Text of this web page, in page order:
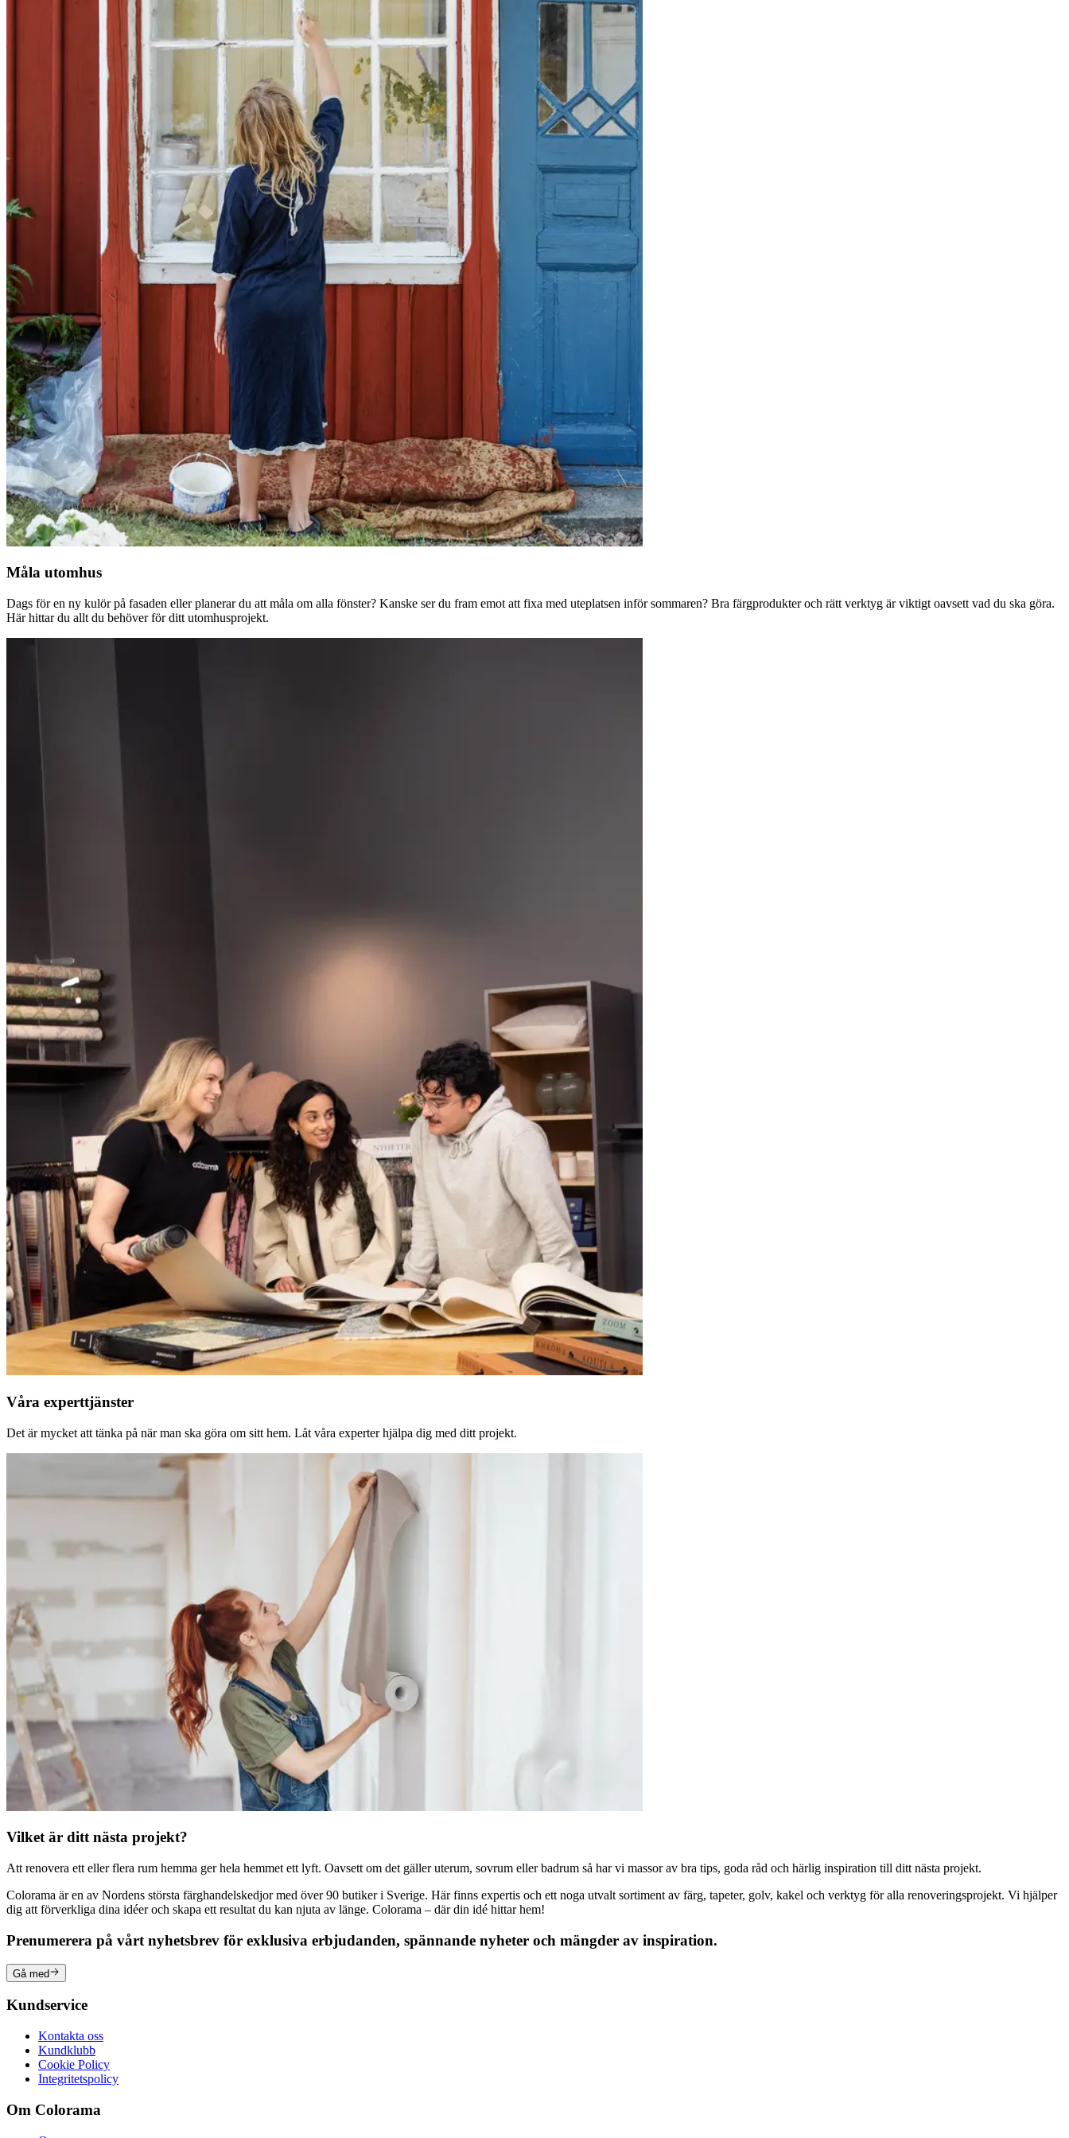
Måla utomhus
Dags för en ny kulör på fasaden eller planerar du att måla om alla fönster? Kanske ser du fram emot att fixa med uteplatsen inför sommaren? Bra färgprodukter och rätt verktyg är viktigt oavsett vad du ska göra.
Här hittar du allt du behöver för ditt utomhusprojekt.
Våra experttjänster
Det är mycket att tänka på när man ska göra om sitt hem. Låt våra experter hjälpa dig med ditt projekt.
Vilket är ditt nästa projekt?
Att renovera ett eller flera rum hemma ger hela hemmet ett lyft. Oavsett om det gäller uterum, sovrum eller badrum så har vi massor av bra tips, goda råd och härlig inspiration till ditt nästa projekt.
Colorama är en av Nordens största färghandelskedjor med över 90 butiker i Sverige. Här finns expertis och ett noga utvalt sortiment av färg, tapeter, golv, kakel och verktyg för alla renoveringsprojekt. Vi hjälper
dig att förverkliga dina idéer och skapa ett resultat du kan njuta av länge. Colorama – där din idé hittar hem!
Prenumerera på vårt nyhetsbrev för exklusiva erbjudanden, spännande nyheter och mängder av inspiration.
Gå med
Kundservice
Kontakta oss
Kundklubb
Cookie Policy
Integritetspolicy
Om Colorama